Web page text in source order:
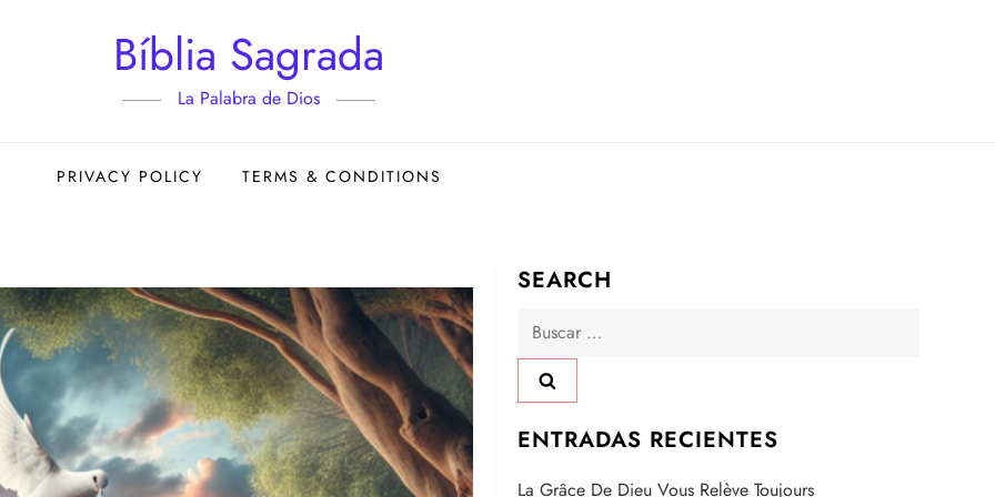
Bíblia Sagrada
La Palabra de Dios
PRIVACY POLICY TERMS & CONDITIONS
SEARCH
Buscar:
ENTRADAS RECIENTES
La Grâce De Dieu Vous Relève Toujours